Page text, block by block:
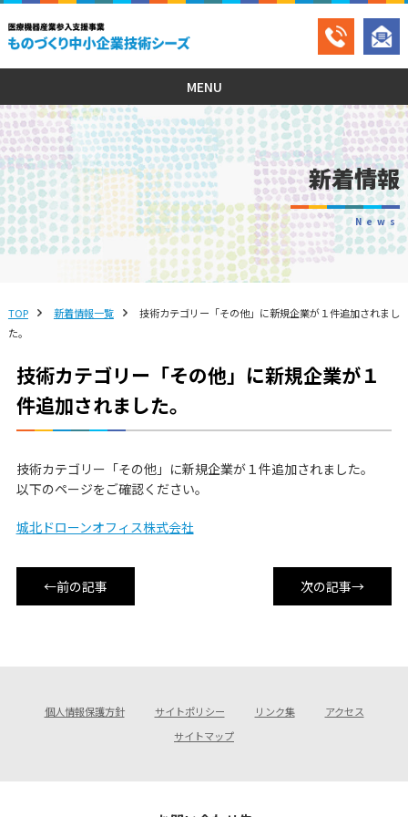
MENU
新着情報
News
TOP 新着情報一覧
技術カテゴリー「その他」に新規企業が１件追加されまし
た。
技術カテゴリー「その他」に新規企業が１
件追加されました。
技術カテゴリー「その他」に新規企業が１件追加されました。
以下のページをご確認ください。
城北ドローンオフィス株式会社
←前の記事 次の記事→
個人情報保護方針 サイトポリシー リンク集
アクセス
サイトマップ